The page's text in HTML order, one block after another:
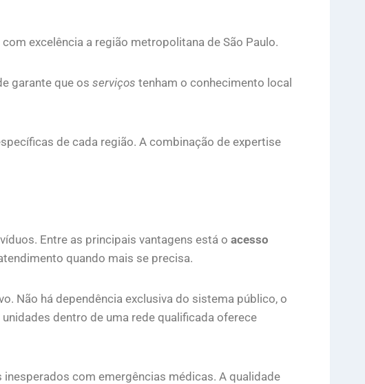
excelência a região metropolitana de São Paulo.
garante que os serviços tenham o conhecimento local
de cada região. A combinação de expertise
Entre as principais vantagens está o acesso
quando mais se precisa.
Não há dependência exclusiva do sistema público, o
dentro de uma rede qualificada oferece
com emergências médicas. A qualidade